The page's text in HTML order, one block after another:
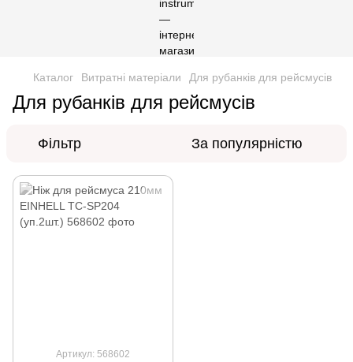
Каталог Витратні матеріали Для рубанків для рейсмусів
Для рубанків для рейсмусів
Фільтр За популярністю
Артикул: 568602